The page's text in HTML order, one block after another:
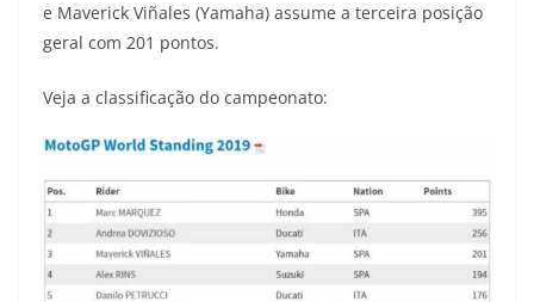
e Maverick Viñales (Yamaha) assume a terceira posição
geral com 201 pontos.
Veja a classificação do campeonato: